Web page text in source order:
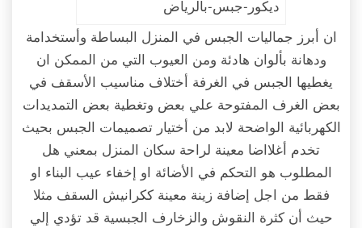
ديكور-جبس-بالرياض
ان أبرز جماليات الجبس في المنزل البساطة وأستخدامة
ودهانة بألوان هادئة ومن العيوب التي من الممكن ان
يغطيها الجبس في الغرفة أختلاف مناسيب الأسقف في
بعض الغرف المفتوحة علي بعض وتغطية بعض التمديدات
الكهربائية الواضحة لابد من أختيار تصميمات الجبس بحيث
تخدم أغلااضا معينة لراحة سكان المنزل بمعني هل
المطلوب هو التحكم في الأضائة او إخفاء عيب البناء او
فقط من اجل إضافة زينة معينة ككرانيش السقف مثلا
حيث أن كثرة النقوش والزخارف الجبسية قد تؤدي إلي